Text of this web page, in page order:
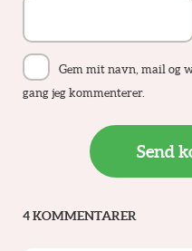
Gem mit navn, mail og
gang jeg kommenterer.
4 KOMMENTARER